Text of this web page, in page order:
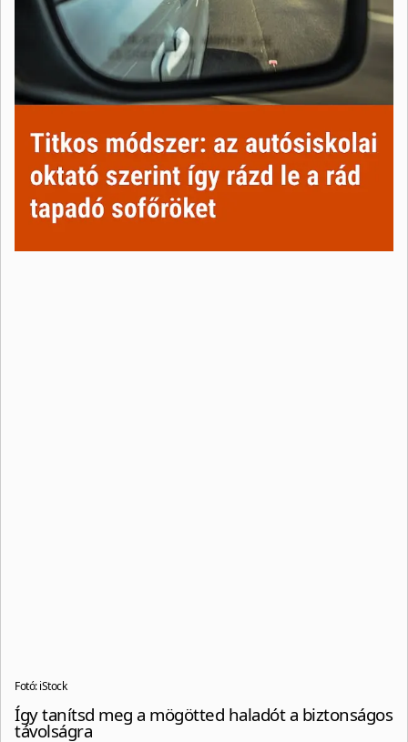
Fotó: iStock
Így tanítsd meg a mögötted haladót a biztonságos
távolságra